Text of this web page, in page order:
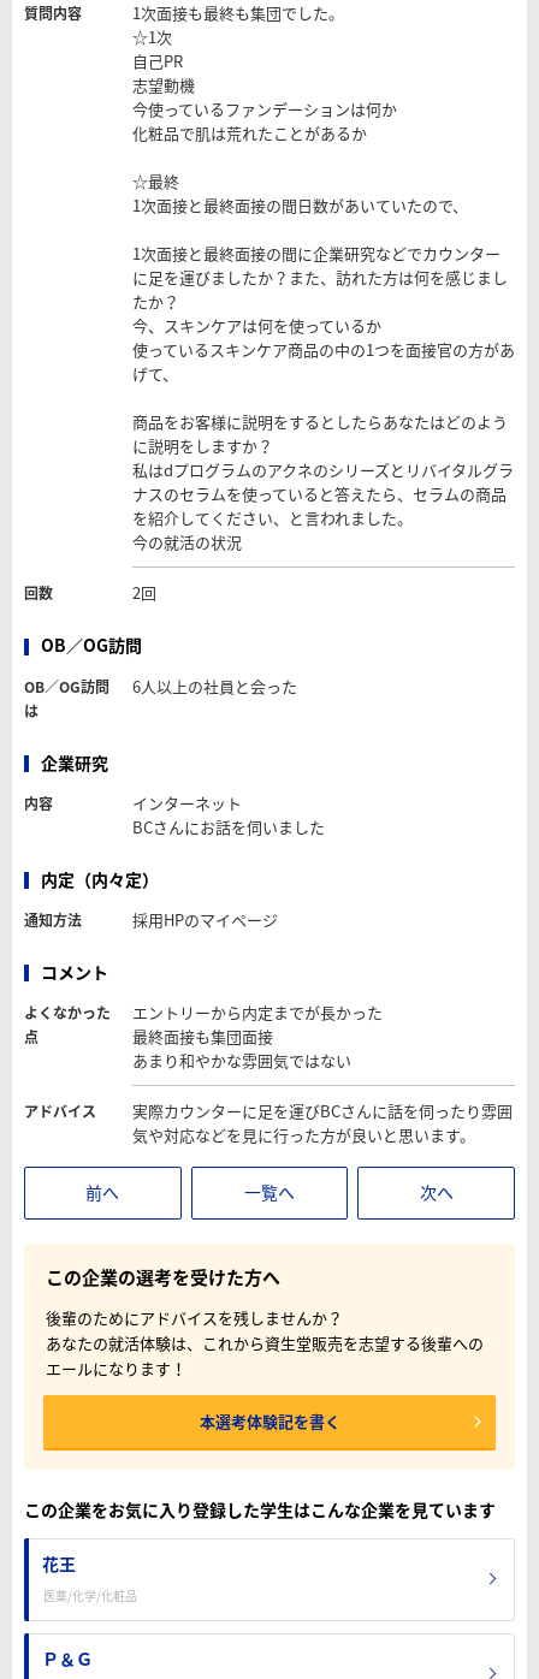
質問内容
1次面接も最終も集団でした。
☆1次
自己PR
志望動機
今使っているファンデーションは何か
化粧品で肌は荒れたことがあるか
☆最終
1次面接と最終面接の間日数があいていたので、
1次面接と最終面接の間に企業研究などでカウンター
に足を運びましたか？また、訪れた方は何を感じまし
たか？
今、スキンケアは何を使っているか
使っているスキンケア商品の中の1つを面接官の方があ
げて、
商品をお客様に説明をするとしたらあなたはどのよう
に説明をしますか？
私はdプログラムのアクネのシリーズとリバイタルグラ
ナスのセラムを使っていると答えたら、セラムの商品
を紹介してください、と言われました。
今の就活の状況
回数 2回
OB／OG訪問
OB／OG訪問
は
6人以上の社員と会った
企業研究
内容
インターネット
BCさんにお話を伺いました
内定（内々定）
通知方法 採用HPのマイページ
コメント
よくなかった
点
エントリーから内定までが長かった
最終面接も集団面接
あまり和やかな雰囲気ではない
アドバイス
実際カウンターに足を運びBCさんに話を伺ったり雰囲
気や対応などを見に行った方が良いと思います。
前へ 一覧へ 次へ
この企業の選考を受けた方へ
後輩のためにアドバイスを残しませんか？
あなたの就活体験は、これから資生堂販売を志望する後輩への
エールになります！
本選考体験記を書く
この企業をお気に入り登録した学生はこんな企業を見ています
花王
医薬/化学/化粧品
Ｐ＆Ｇ